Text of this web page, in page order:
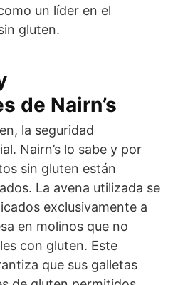
un líder en el
gluten.
de Nairn’s
la seguridad
Nairn’s lo sabe y por
sin gluten están
La avena utilizada se
exclusivamente a
en molinos que no
con gluten. Este
que sus galletas